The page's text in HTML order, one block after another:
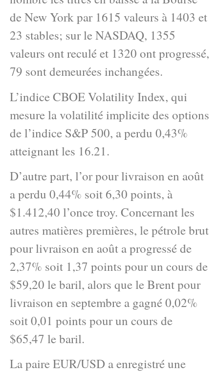
de New York par 1615 valeurs à 1403 et
23 stables; sur le NASDAQ, 1355
valeurs ont reculé et 1320 ont progressé,
79 sont demeurées inchangées.
L’indice CBOE Volatility Index, qui
mesure la volatilité implicite des options
de l’indice S&P 500, a perdu 0,43%
atteignant les 16.21.
D’autre part, l’or pour livraison en août
a perdu 0,44% soit 6,30 points, à
$1.412,40 l’once troy. Concernant les
autres matières premières, le pétrole brut
pour livraison en août a progressé de
2,37% soit 1,37 points pour un cours de
$59,20 le baril, alors que le Brent pour
livraison en septembre a gagné 0,02%
soit 0,01 points pour un cours de
$65,47 le baril.
La paire EUR/USD a enregistré une